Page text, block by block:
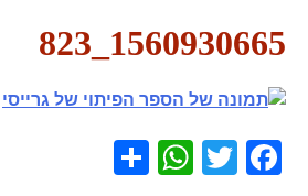
1560930665_823
Facebook
Twitter
WhatsApp